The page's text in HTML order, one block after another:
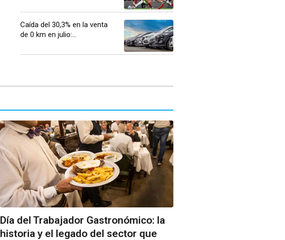
Caída del 30,3% en la venta
de 0 km en julio:...
Día del Trabajador Gastronómico: la
historia y el legado del sector que